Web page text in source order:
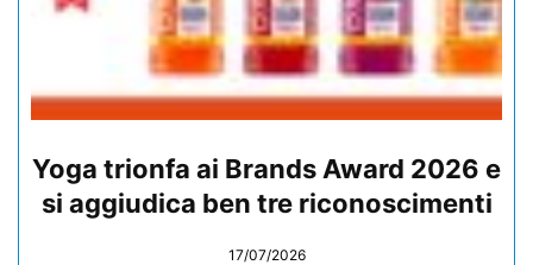
Yoga trionfa ai Brands Award 2026 e
si aggiudica ben tre riconoscimenti
17/07/2026